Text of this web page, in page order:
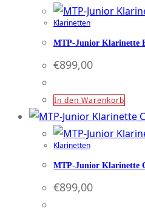
Klarinetten
MTP-Junior Klarinette
€899,00
In den Warenkorb
Klarinetten
MTP-Junior Klarinette
€899,00